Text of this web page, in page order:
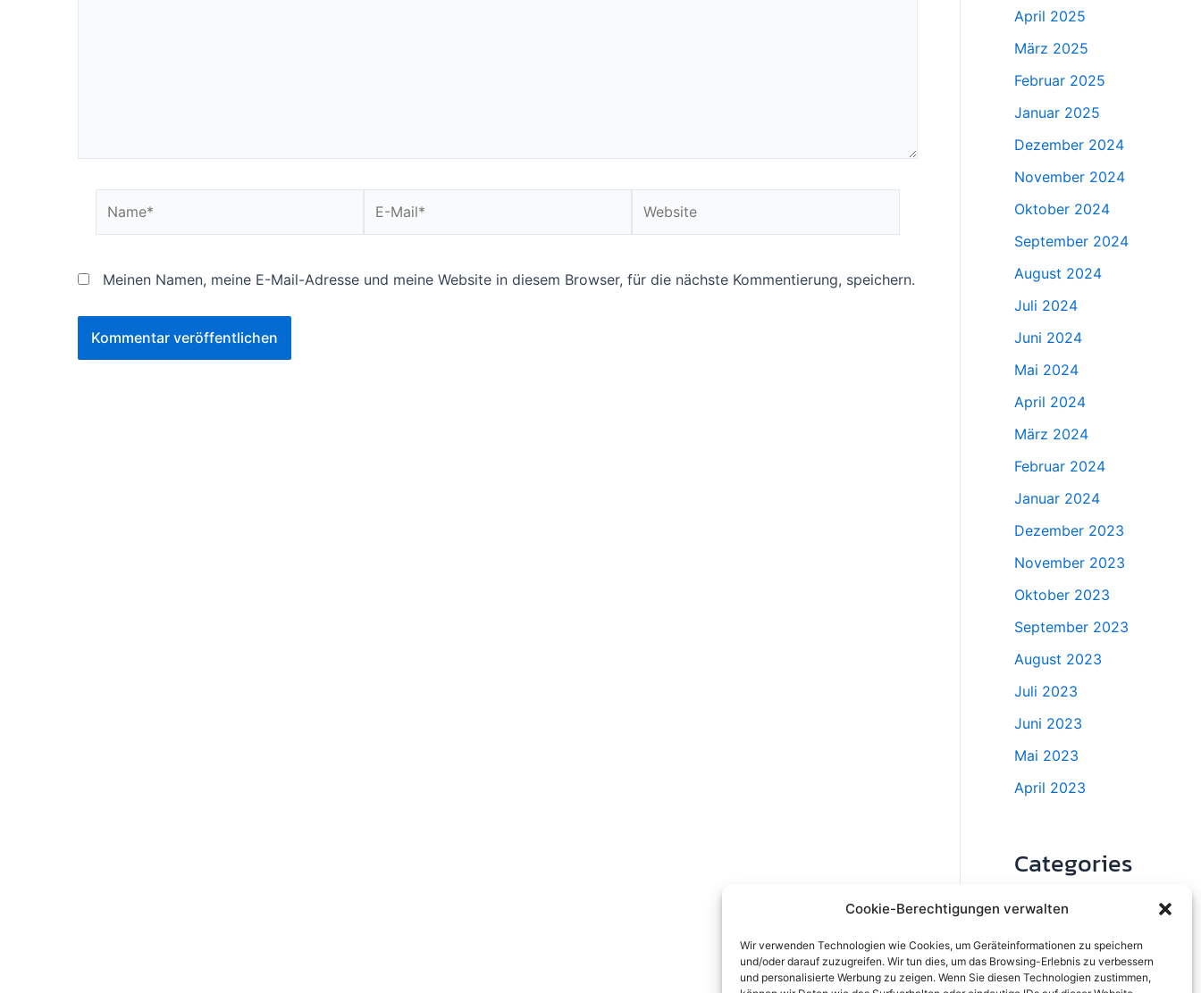
Cookie-Berechtigungen verwalten
Wir verwenden Technologien wie Cookies, um Geräteinformationen zu speichern
und/oder darauf zuzugreifen. Wir tun dies, um das Browsing-Erlebnis zu verbessern
und personalisierte Werbung zu zeigen. Wenn Sie diesen Technologien zustimmen,
Mail*
Meinen Namen, meine E-Mail-Adresse und meine Website in diesem Browser, für die nächste Kommentierung, speichern.
April 2025
März 2025
Februar 2025
Januar 2025
Dezember 2024
November 2024
Oktober 2024
September 2024
August 2024
Juli 2024
Juni 2024
Mai 2024
April 2024
März 2024
Februar 2024
Januar 2024
Dezember 2023
November 2023
Oktober 2023
September 2023
August 2023
Juli 2023
Juni 2023
Mai 2023
April 2023
Categories
Beratung
Haus Und Garten
Lebensstil